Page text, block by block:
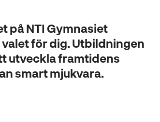
på NTI Gymnasiet
för dig. Utbildningen
utveckla framtidens
smart mjukvara.